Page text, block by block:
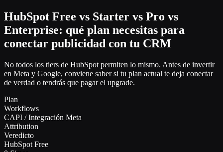
HubSpot Free vs Starter vs Pro vs
Enterprise: qué plan necesitas para
conectar publicidad con tu CRM
No todos los tiers de HubSpot permiten lo mismo. Antes de invertir
en Meta y Google, conviene saber si tu plan actual te deja conectar
de verdad o tendrás que pagar el upgrade.
Plan
Workflows
CAPI / Integración Meta
Attribution
Veredicto
HubSpot Free